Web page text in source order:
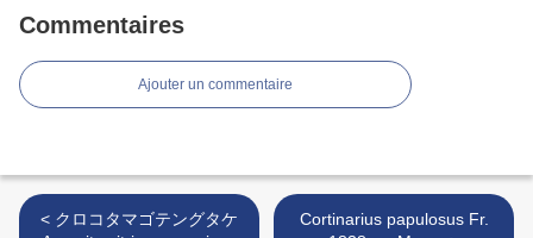
Commentaires
Ajouter un commentaire
< クロコタマゴテングタケ
Cortinarius papulosus Fr.